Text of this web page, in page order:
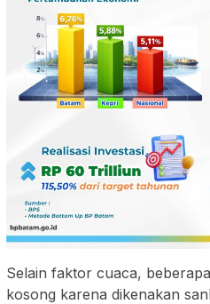
Selain faktor cuaca,
kosong karena dikenakan